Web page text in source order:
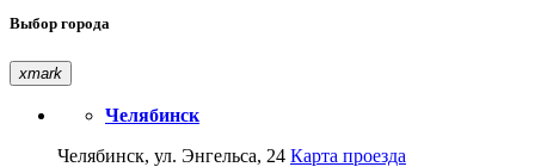
Выбор города
xmark
Челябинск
Челябинск, ул. Энгельса, 24 Карта проезда